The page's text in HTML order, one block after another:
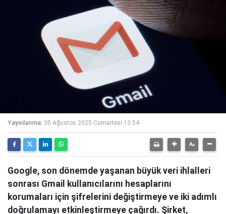
Yayınlanma: 30 Ağustos 2025 Cumartesi 13:54
Google, son dönemde yaşanan büyük veri ihlalleri
sonrası Gmail kullanıcılarını hesaplarını
korumaları için şifrelerini değiştirmeye ve iki adımlı
doğrulamayı etkinleştirmeye çağırdı. Şirket,